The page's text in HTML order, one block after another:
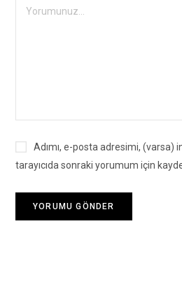
Adımı, e-posta adresimi, (varsa)
tarayıcıda sonraki yorumum için